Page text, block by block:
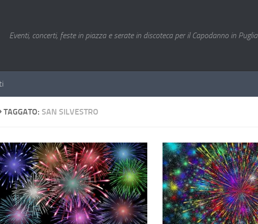
Eventi, concerti, feste in piazza e serate in discoteca per il Capodanno in Puglia
TAGGATO: SAN SILVESTRO